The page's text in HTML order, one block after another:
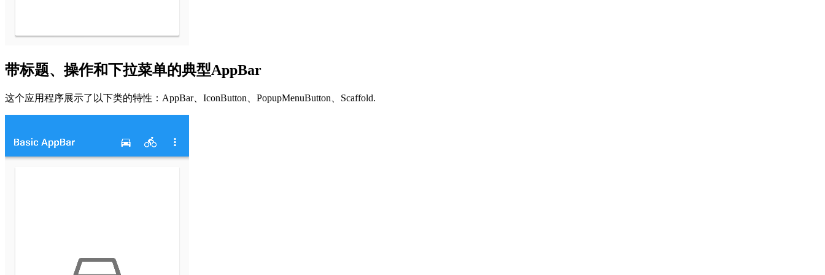
带标题、操作和下拉菜单的典型AppBar
这个应用程序展示了以下类的特性：AppBar、IconButton、PopupMenuButton、Scaffold.